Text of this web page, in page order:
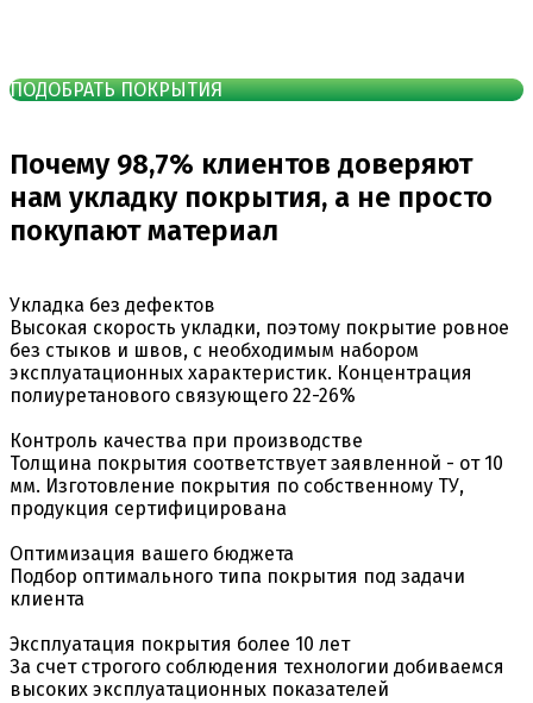
ПОДОБРАТЬ ПОКРЫТИЯ
Почему 98,7% клиентов доверяют
нам укладку покрытия, а не просто
покупают материал
Укладка без дефектов
Высокая скорость укладки, поэтому покрытие ровное
без стыков и швов, с необходимым набором
эксплуатационных характеристик. Концентрация
полиуретанового связующего 22-26%
Контроль качества при производстве
Толщина покрытия соответствует заявленной - от 10
мм. Изготовление покрытия по собственному ТУ,
продукция сертифицирована
Оптимизация вашего бюджета
Подбор оптимального типа покрытия под задачи
клиента
Эксплуатация покрытия более 10 лет
За счет строгого соблюдения технологии добиваемся
высоких эксплуатационных показателей